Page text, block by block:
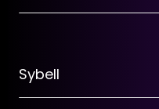
Sybell